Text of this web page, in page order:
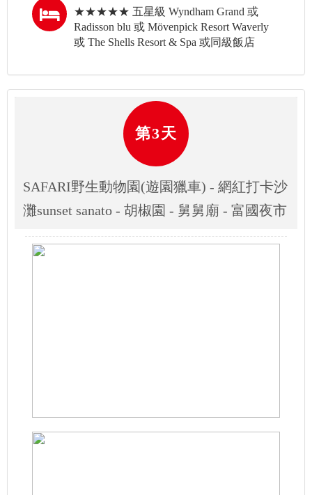
★★★★★ 五星級 Wyndham Grand 或
Radisson blu 或 Mövenpick Resort Waverly
或 The Shells Resort & Spa 或同級飯店
第3天
SAFARI野生動物園(遊園獵車) - 網紅打卡沙
灘sunset sanato - 胡椒園 - 舅舅廟 - 富國夜市